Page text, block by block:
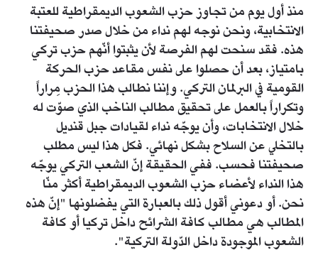
منذ أول يوم من تجاوز حزب الشعوب الديمقراطية للعتبة
الانتخابية، ونحن نوجه لهم نداء من خلال صدر صحيفتنا
هذه. فقد سنحت لهم الفرصة لأن يثبتوا أنّهم حزب تركي
بامتياز، بعد أن حصلوا على نفس مقاعد حزب الحركة
القومية في البرلمان التركي. وإننا نطالب هذا الحزب مِراراً
وتكراراً بالعمل على تحقيق مطالب الناخب الذي صوّت له
خلال الانتخابات، وأن يوجّه نداء لقيادات جبل قنديل
بالتخلي عن السلاح بشكل نهائي. فكل هذا ليس مطلب
صحيفتنا فحسب. ففي الحقيقة إنّ الشعب التركي يوجّه
هذا النداء لأعضاء حزب الشعوب الديمقراطية أكثر منّا
نحن. أو دعوني أقول ذلك بالعبارة التي يفضلونها "إنّ هذه
المطالب هي مطالب كافة الشرائح داخل تركيا أو كافة
الشعوب الموجودة داخل الدّولة التركية".